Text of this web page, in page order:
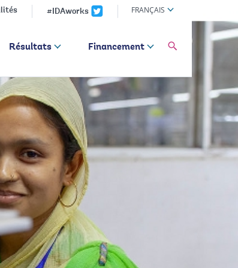
#IDAworks
Global
FRANÇAIS
Résultats Financement
global
dropdown